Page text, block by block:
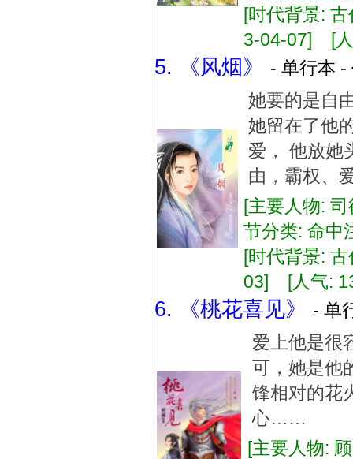
[时代背景:
3-04-07] [
5. 《风烟》
- 单行本
她要的是自
她留在了他
爱， 他放她
由，霸权
[主要人物:
节分类: 命中
[时代背景:
03] [人气:
6. 《桃花喜见》
- 单
爱上他是很
可，她是他
锋相对的花
心……
[主要人物: